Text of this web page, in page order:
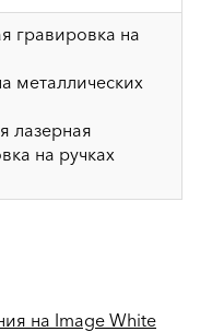
гравировка на
металлических
лазерная
на ручках
на Image White